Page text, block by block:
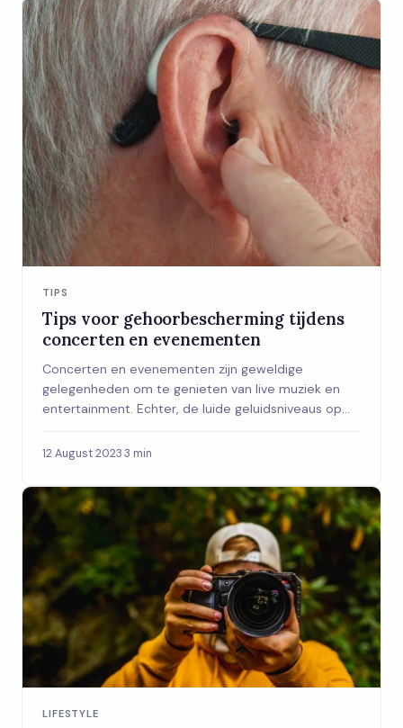
TIPS
Tips voor gehoorbescherming tijdens
concerten en evenementen
Concerten en evenementen zijn geweldige
gelegenheden om te genieten van live muziek en
entertainment. Echter, de luide geluidsniveaus op
12 August 2023·3 min
LIFESTYLE